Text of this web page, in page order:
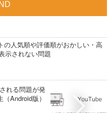
の人気順や評価順がおかしい・高
示されない問題
れる問題が発
（Android版）